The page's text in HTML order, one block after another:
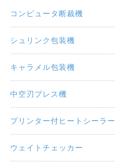
コンピュータ断裁機
シュリンク包装機
キャラメル包装機
中空刃プレス機
プリンター付ヒートシーラー
ウェイトチェッカー